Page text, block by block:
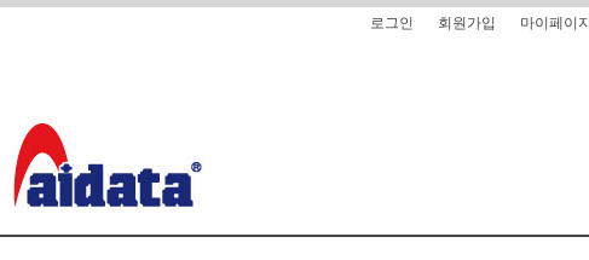
로그인 회원가입 마이페이지